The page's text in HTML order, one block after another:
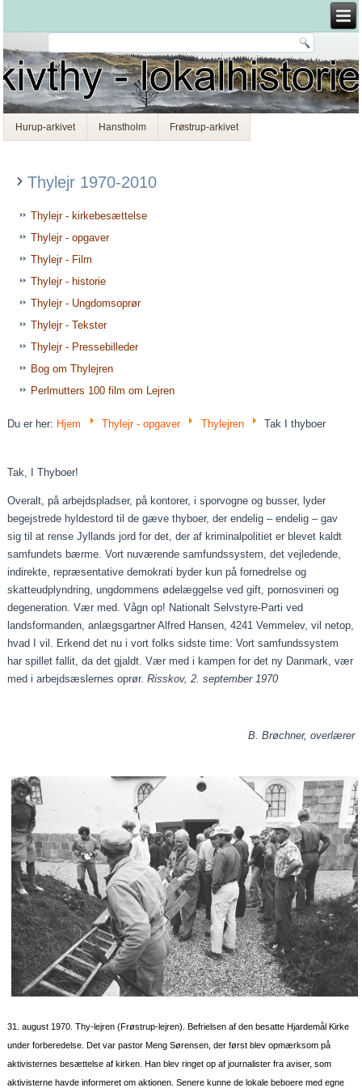
Hurup-arkivet Hanstholm Frøstrup-arkivet
Thylejr 1970-2010
Thylejr - kirkebesættelse
Thylejr - opgaver
Thylejr - Film
Thylejr - historie
Thylejr - Ungdomsoprør
Thylejr - Tekster
Thylejr - Pressebilleder
Bog om Thylejren
Perlmutters 100 film om Lejren
Du er her: Hjem Thylejr - opgaver Thylejren Tak I thyboer
Tak, I Thyboer!
Overalt, på arbejdspladser, på kontorer, i sporvogne og busser, lyder
begejstrede hyldestord til de gæve thyboer, der endelig – endelig – gav
sig til at rense Jyllands jord for det, der af kriminalpolitiet er blevet kaldt
samfundets bærme. Vort nuværende samfundssystem, det vejledende,
indirekte, repræsentative demokrati byder kun på fornedrelse og
skatteudplyndring, ungdommens ødelæggelse ved gift, pornosvineri og
degeneration. Vær med. Vågn op! Nationalt Selvstyre-Parti ved
landsformanden, anlægsgartner Alfred Hansen, 4241 Vemmelev, vil netop,
hvad I vil. Erkend det nu i vort folks sidste time: Vort samfundssystem
har spillet fallit, da det gjaldt. Vær med i kampen for det ny Danmark, vær
med i arbejdsæslernes oprør.Risskov, 2. september 1970
B. Brøchner, overlærer
31. august 1970. Thy-lejren (Frøstrup-lejren). Befrielsen af den besatte Hjardemål Kirke
under forberedelse. Det var pastor Meng Sørensen, der først blev opmærksom på
aktivisternes besættelse af kirken. Han blev ringet op af journalister fra aviser, som
aktivisterne havde informeret om aktionen. Senere kunne de lokale beboere med egne